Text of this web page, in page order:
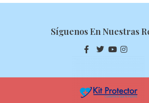
Síguenos En Nuestras